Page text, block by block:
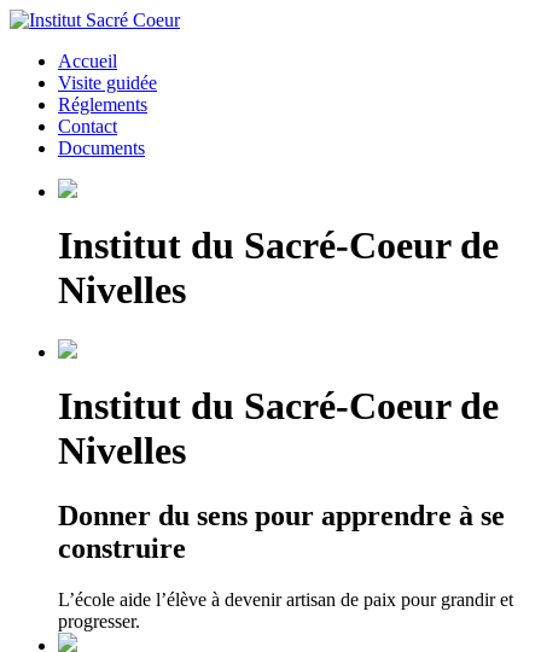
Accueil
Visite guidée
Réglements
Contact
Documents
Institut du Sacré-Coeur de
Nivelles
Institut du Sacré-Coeur de
Nivelles
Donner du sens pour apprendre à se
construire
L’école aide l’élève à devenir artisan de paix pour grandir et
progresser.